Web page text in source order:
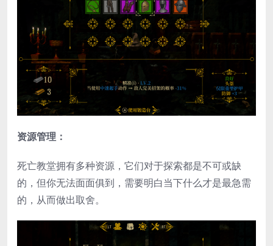
资源管理：
死亡教堂拥有多种资源，它们对于探索都是不可或缺
的，但你无法面面俱到，需要明白当下什么才是最急需
的，从而做出取舍。